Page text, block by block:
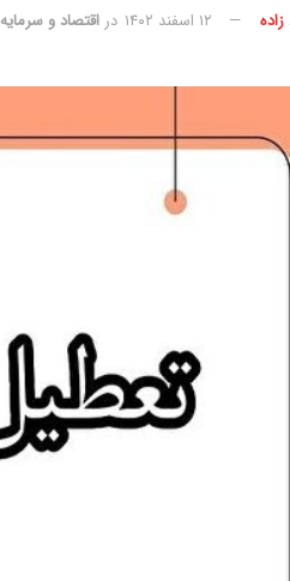
۱۲ اسفند ۱۴۰۲ در اقتصاد و سرمایه